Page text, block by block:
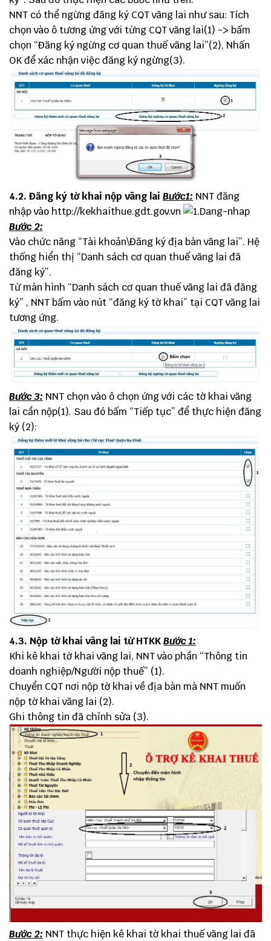
NNT có thể ngừng đăng ký CQT vãng lai như sau: Tích
chọn vào ô tương ứng với từng CQT vãng lai(1) -> bấm
chọn “Đăng ký ngừng cơ quan thuế vãng lai”(2), Nhấn
OK để xác nhận việc đăng ký ngừng(3).
4.2. Đăng ký tờ khai nộp vãng lai Bước1: NNT đăng
nhập vào http://kekhaithue.gdt.gov.vn
Bước 2:
Vào chức năng “Tài khoản\Đăng ký địa bàn vãng lai”. Hệ
thống hiển thị “Danh sách cơ quan thuế vãng lai đã
đăng ký”.
Từ màn hình “Danh sách cơ quan thuế vãng lai đã đăng
ký” , NNT bấm vào nút “đăng ký tờ khai” tại CQT vãng lai
tương ứng.
Bước 3: NNT chọn vào ô chọn ứng với các tờ khai vãng
lai cần nộp(1). Sau đó bấm “Tiếp tục” để thực hiện đăng
ký (2):
4.3. Nộp tờ khai vãng lai từ HTKKBước 1:
Khi kê khai tờ khai vãng lai, NNT vào phần “Thông tin
doanh nghiệp/Người nộp thuế” (1).
Chuyển CQT nơi nộp tờ khai về địa bàn mà NNT muốn
nộp tờ khai vãng lai (2).
Ghi thông tin đã chỉnh sửa (3).
Bước 2: NNT thực hiện kê khai tờ khai thuế vãng lai đã